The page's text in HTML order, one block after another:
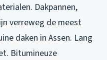
Dakpannen,
verreweg de meest
daken in Assen. Lang
Bitumineuze